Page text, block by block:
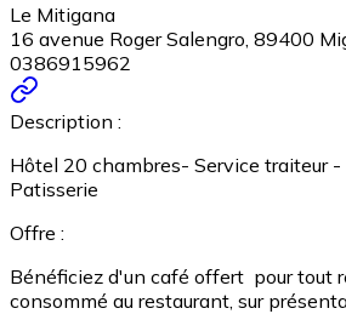
Le Mitigana
16 avenue Roger Salengro, 89400
0386915962
Description :
Hôtel 20 chambres- Service traiteur
Patisserie
Offre :
Bénéficiez d'un café offert pour tout
consommé au restaurant, sur